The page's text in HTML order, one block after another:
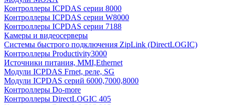
Контроллеры ICPDAS серии 8000
Контроллеры ICPDAS серии W8000
Контроллеры ICPDAS серии 7188
Камеры и видеосерверы
Системы быстрого подключения ZipLink (DirectLOGIC)
Контроллеры Productivity3000
Источники питания, MMI,Ethernet
Модули ICPDAS Frnet, реле, SG
Модули ICPDAS серий 6000,7000,8000
Контроллеры Do-more
Контроллеры DirectLOGIC 405